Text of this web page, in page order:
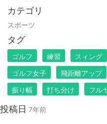
カテゴリ
スポーツ
タグ
ゴルフ 練習 スィング
ゴルフ女子
飛距離アップ
振り幅
打ち分け フル
投稿日 7年前